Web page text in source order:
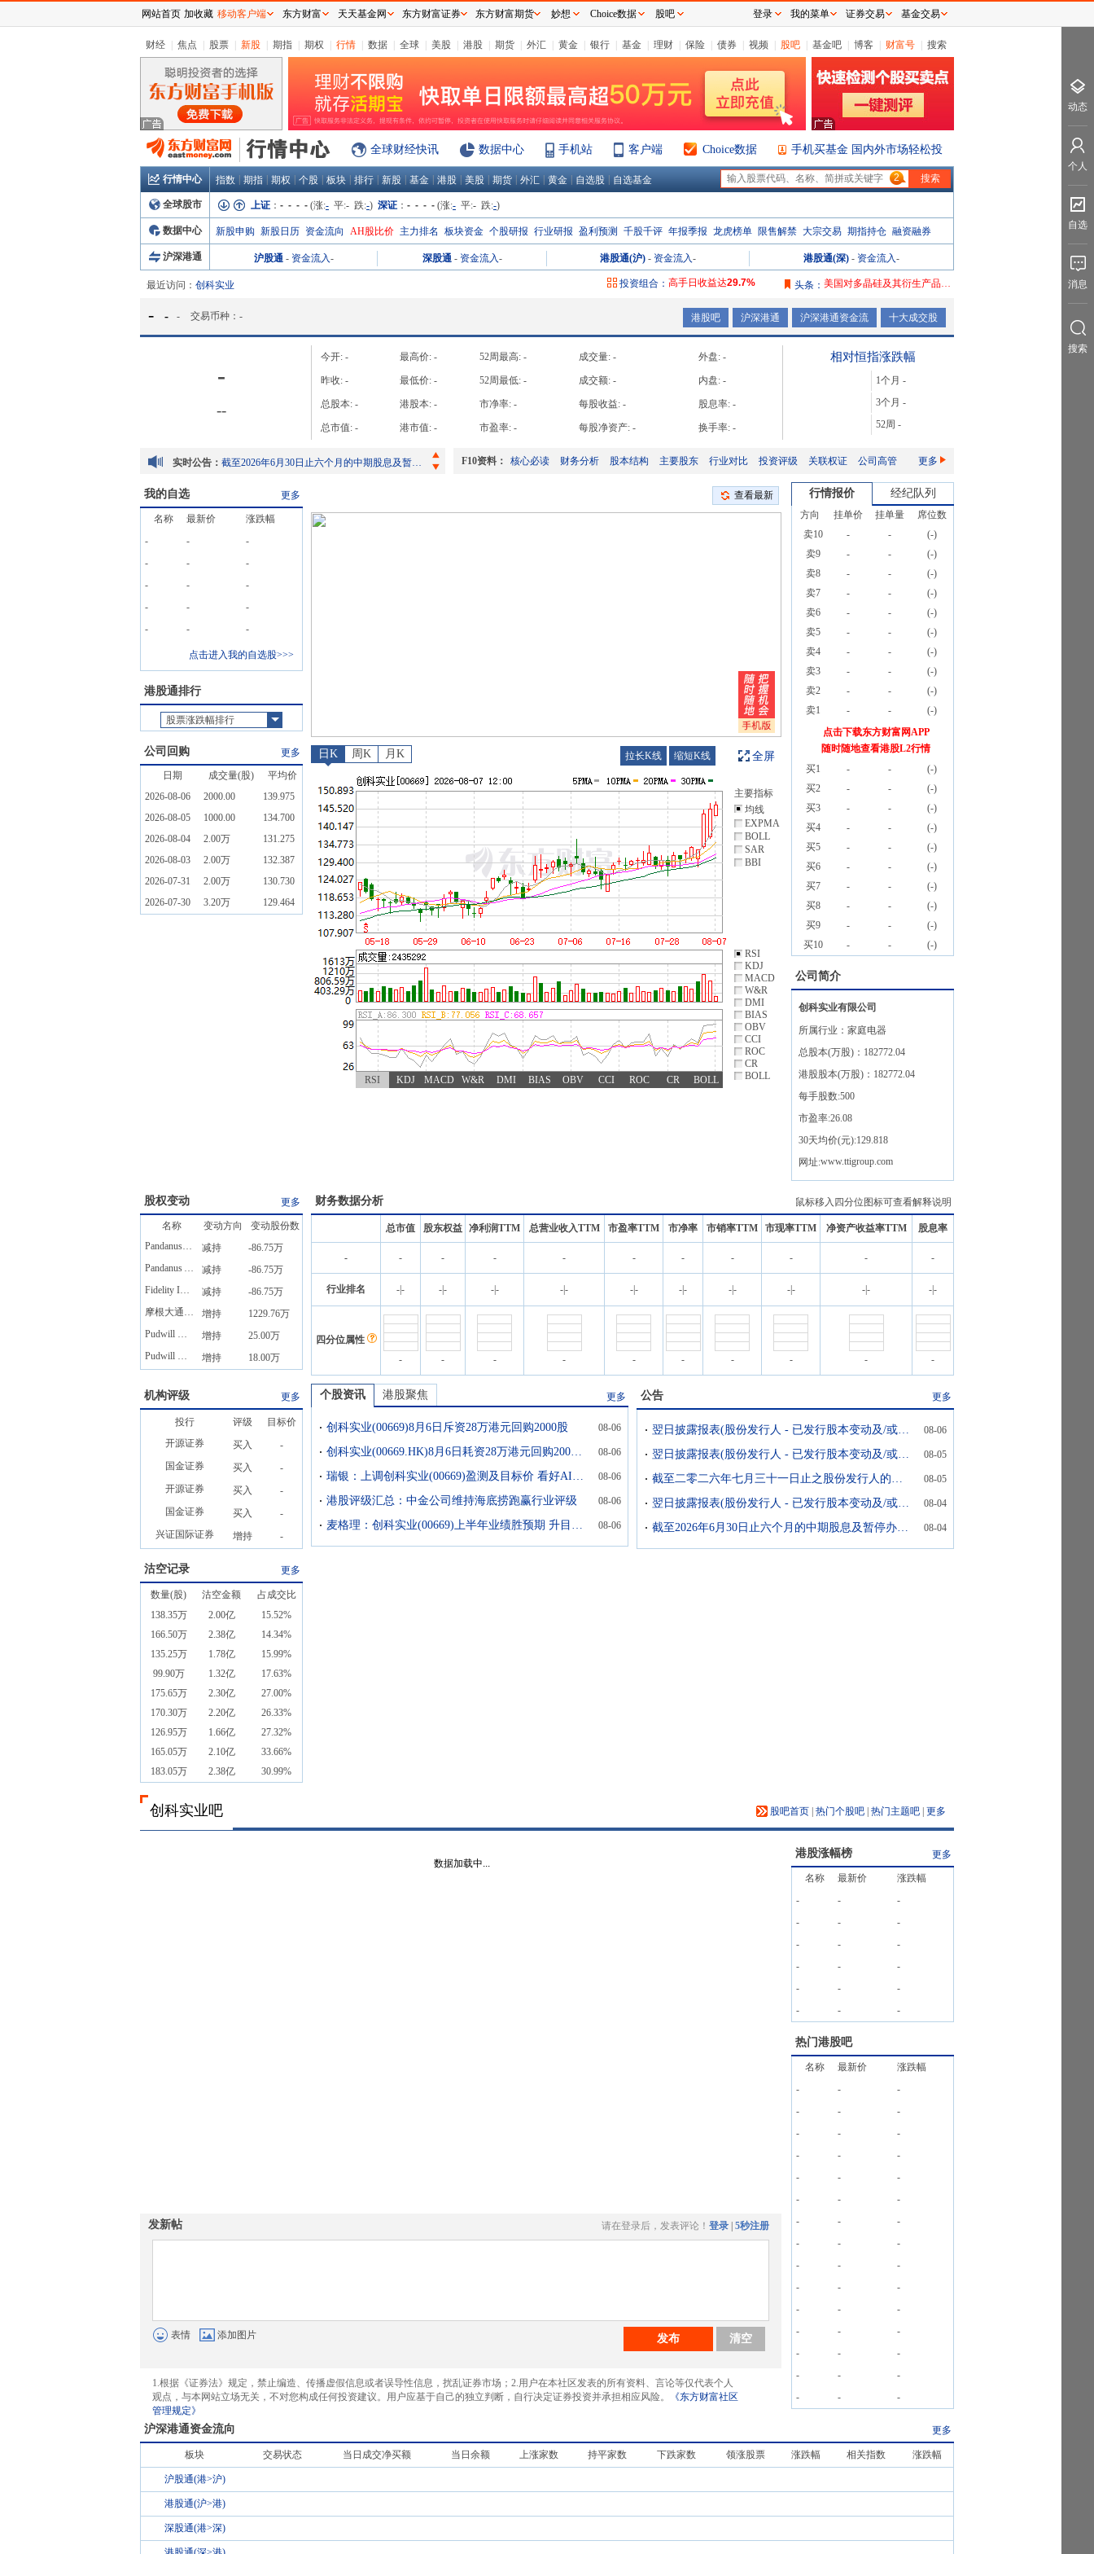
财经 焦点 股票 新股 期指 期权 行情 数据 全球 美股 港股 期货 外汇 黄金 银行 基金 理财 保险 债券 视频 股吧 基金吧 博客 财富号 搜索
全球财经快讯 数据中心 手机站 客户端 Choice数据 手机买基金 国内外市场轻松投
行情中心 指数 期指 期权 个股 板块 排行 新股 基金 港股 美股 期货 外汇 黄金 自选股 自选基金 2
全球股市 上证 ： - - - - (涨:- 平:- 跌:-) 深证 ： - - - - (涨:- 平:- 跌:-)
数据中心 新股申购 新股日历 资金流向 AH股比价 主力排名 板块资金 个股研报 行业研报 盈利预测 千股千评 年报季报 龙虎榜单 限售解禁 大宗交易 期指持仓 融资融券
沪深港通 沪股通 - 资金流入- 深股通 - 资金流入- 港股通(沪) - 资金流入- 港股通(深) - 资金流入-
最近访问： 创科实业 投资组合： 高手日收益达29.7%
高手周收益达105.08%
高手月收益达156%
高手年收益达
高手日收益达
高手周收益达
头条： 美国对多晶硅及其衍生产品加征关税
- - - 交易币种： - 港股吧 沪深港通 沪深港通资金流 十大成交股
-
--
今开: - 最高价: - 52周最高: - 成交量: - 外盘: -
昨收: - 最低价: - 52周最低: - 成交额: - 内盘: -
总股本: - 港股本: - 市净率: - 每股收益: - 股息率: -
总市值: - 港市值: - 市盈率: - 每股净资产: - 换手率: -
相对恒指涨跌幅
1个月 -
3个月 -
52周 -
实时公告：
翌日披露报表(股份发行人 - 已发行股本变动及/或股份购回)
翌日披露报表(股份发行人 - 已发行股本变动及/或股份购回)
截至2026年6月30日止六个月的中期股息及暂停办理股份过户登记手续
F10资料： 核心必读 财务分析 股本结构 主要股东 行业对比 投资评级 关联权证 公司高管 更多
我的自选 更多
名称 最新价
涨跌幅
-
-
-
-
-
-
-
-
-
-
-
-
-
- -
点击进入我的自选股>>>
港股通排行
股票涨跌幅排行
公司回购
更多
日期
成交量(股)
平均价
2026-08-06
2000.00
139.975
2026-08-05
1000.00
134.700
2026-08-04
2.00万
131.275
2026-08-03
2.00万
132.387
2026-07-31
2.00万
130.730
2026-07-30
3.20万 129.464
查看最新
日K 周K 月K 拉长K线 缩短K线 全屏
主要指标
均线
EXPMA
BOLL
SAR
BBI
RSI
KDJ
MACD
W&R
DMI
BIAS
OBV
CCI
ROC
CR
BOLL
RSI KDJ MACD W&R DMI BIAS OBV CCI ROC CR BOLL
行情报价 经纪队列
方向 挂单价 挂单量
席位数
卖10
- - (-)
卖9
- - (-)
卖8
- - (-)
卖7
- - (-)
卖6
- - (-)
卖5
- - (-)
卖4
- - (-)
卖3
- - (-)
卖2
- - (-)
卖1
- - (-)
点击下载东方财富网APP
随时随地查看港股L2行情
买1
- - (-)
买2
- - (-)
买3
- - (-)
买4
- - (-)
买5
- - (-)
买6
- - (-)
买7
- - (-)
买8
- - (-)
买9
- - (-)
买10
- - (-)
公司简介
创科实业有限公司
所属行业： 家庭电器
总股本(万股)： 182772.04
港股股本(万股)： 182772.04
每手股数:500
市盈率:26.08
30天均价(元):129.818
网址:www.ttigroup.com
股权变动 更多
名称 变动方向
变动股份数
Pandanus Partners L.P.
减持
-86.75万
Pandanus Associates Inc.
减持
-86.75万
Fidelity International Limited
减持
-86.75万
摩根大通公司
增持
1229.76万
Pudwill Horst Julius
增持
25.00万
Pudwill Horst Julius
增持 18.00万
财务数据分析 鼠标移入四分位图标可查看解释说明
总市值 股东权益 净利润TTM 总营业收入TTM 市盈率TTM 市净率 市销率TTM 市现率TTM 净资产收益率TTM 股息率
- - - - - - - - - - -
行业排名 -- -- -|- -- -|- -- -|- -|- -- --
四分位属性
-
- - - - - - - - -
机构评级 更多
投行 评级
目标价
开源证券
买入
-
国金证券
买入
-
开源证券
买入
-
国金证券
买入
-
兴证国际证券
增持 -
个股资讯 港股聚焦 更多
创科实业(00669)8月6日斥资28万港元回购2000股 08-06
创科实业(00669.HK)8月6日耗资28万港元回购2000股 08-06
瑞银：上调创科实业(00669)盈测及目标价 看好AIDC建设需求支持长期增长 08-06
港股评级汇总：中金公司维持海底捞跑赢行业评级 08-06
麦格理：创科实业(00669)上半年业绩胜预期 升目标价至157港元 08-06
公告 更多
翌日披露报表(股份发行人 - 已发行股本变动及/或股份购回) 08-06
翌日披露报表(股份发行人 - 已发行股本变动及/或股份购回) 08-05
截至二零二六年七月三十一日止之股份发行人的证券变动月报表 08-05
翌日披露报表(股份发行人 - 已发行股本变动及/或股份购回) 08-04
截至2026年6月30日止六个月的中期股息及暂停办理股份过户登记手续 08-04
沽空记录 更多
数量(股) 沽空金额
占成交比
138.35万
2.00亿
15.52%
166.50万
2.38亿
14.34%
135.25万
1.78亿
15.99%
99.90万
1.32亿
17.63%
175.65万
2.30亿
27.00%
170.30万
2.20亿
26.33%
126.95万
1.66亿
27.32%
165.05万
2.10亿
33.66%
183.05万
2.38亿 30.99%
创科实业吧 股吧首页 热门个股吧 热门主题吧 更多
发新帖 请在登录后，发表评论！ 登录 5秒注册
表情 添加图片 发布 清空
1.根据《证券法》规定，禁止编造、传播虚假信息或者误导性信息，扰乱证券市场；2.用户在本社区发表的所有资料、言论等仅代表个人
观点，与本网站立场无关，不对您构成任何投资建议。用户应基于自己的独立判断，自行决定证券投资并承担相应风险。
《东方财富社区
管理规定》
港股涨幅榜 更多
名称 最新价
涨跌幅
-
-
-
-
-
-
-
-
-
-
-
-
-
-
-
-
- -
热门港股吧
名称 最新价
涨跌幅
-
-
-
-
-
-
-
-
-
-
-
-
-
-
-
-
-
-
-
-
-
-
-
-
-
-
-
-
-
-
-
-
-
-
-
-
-
-
-
-
-
-
-
- -
沪深港通资金流向 更多
板块 交易状态 当日成交净买额 当日余额 上涨家数 持平家数 下跌家数 领涨股票 涨跌幅 相关指数 涨跌幅
沪股通(港>沪)
港股通(沪>港)
深股通(港>深)
网站首页 加收藏 移动客户端 东方财富 天天基金网 东方财富证券 东方财富期货 妙想 Choice数据 股吧 登录 我的菜单 证券交易 基金交易
动态
个人
自选
消息
搜索